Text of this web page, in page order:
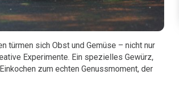
türmen sich Obst und Gemüse – nicht nur
Experimente. Ein spezielles Gewürz,
zum echten Genussmoment, der